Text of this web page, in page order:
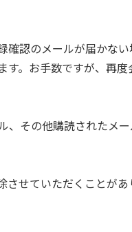
確認のメールが届かな
す。お手数ですが、再
、その他購読されたメ
させていただくことが